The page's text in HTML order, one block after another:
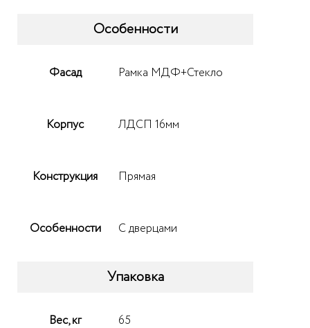
Особенности
Фасад Рамка МДФ+Стекло
Корпус ЛДСП 16мм
Конструкция Прямая
Особенности С дверцами
Упаковка
Вес, кг 65